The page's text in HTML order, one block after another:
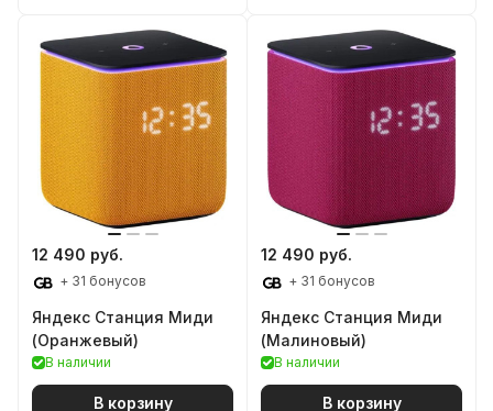
12 490 руб.
+ 31 бонусов
Яндекс Станция Миди
(Оранжевый)
В наличии
В корзину
12 490 руб.
+ 31 бонусов
Яндекс Станция Миди
(Малиновый)
В наличии
В корзину